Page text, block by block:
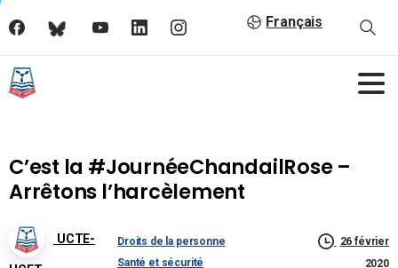
Français
C’est la #JournéeChandailRose –
Arrêtons l’harcèlement
UCTE-
Droits de la personne
Santé et sécurité
26 février
2020